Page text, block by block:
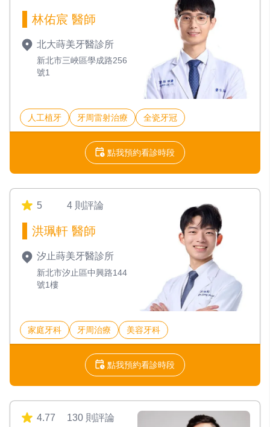
林佑宸 醫師
北大蒔美牙醫診所
新北市三峽區學成路256
號1
人工植牙 牙周雷射治療 全瓷牙冠
點我預約看診時段
5 4 則評論
洪珮軒 醫師
汐止蒔美牙醫診所
新北市汐止區中興路144
號1樓
家庭牙科 牙周治療 美容牙科
點我預約看診時段
4.77 130 則評論